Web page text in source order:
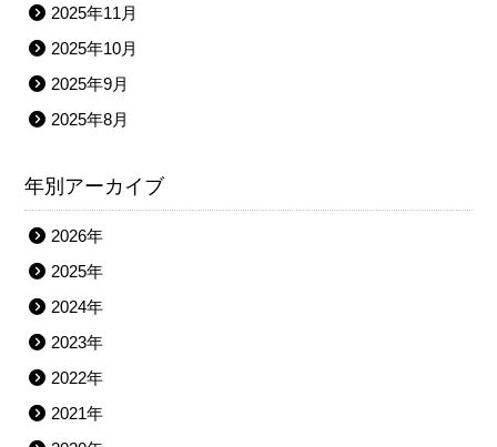
2025年11月
2025年10月
2025年9月
2025年8月
年別アーカイブ
2026年
2025年
2024年
2023年
2022年
2021年